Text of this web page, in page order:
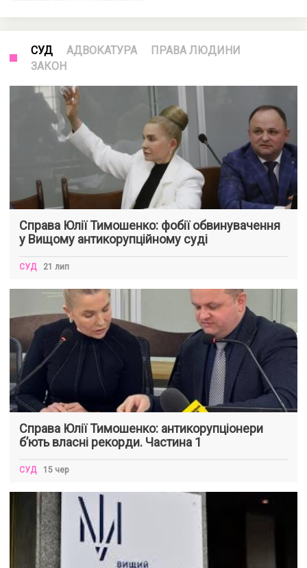
СУД АДВОКАТУРА
ПРАВА ЛЮДИНИ
ЗАКОН
Справа Юлії Тимошенко: фобії обвинувачення
у Вищому антикорупційному суді
СУД 21 лип
Справа Юлії Тимошенко: антикорупціонери
б’ють власні рекорди. Частина 1
СУД 15 чер